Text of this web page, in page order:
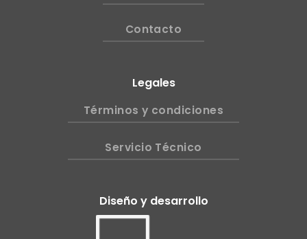
Contacto
Legales
Términos y condiciones
Servicio Técnico
Diseño y desarrollo